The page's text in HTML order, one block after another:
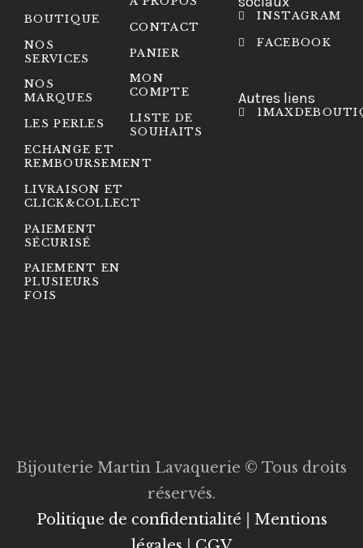
BOUTIQUE
NOS
SERVICES
NOS
MARQUES
LES PERLES
ECHANGE ET
REMBOURSEMENT
LIVRAISON ET
CLICK&COLLECT
PAIEMENT
SÉCURISÉ
PAIEMENT EN
PLUSIEURS
FOIS
CONTACT
PANIER
MON
COMPTE
LISTE DE
SOUHAITS
INSTAGRAM
FACEBOOK
Autres liens
Bijouterie Martin Lavaquerie © Tous droits
réservés.
Politique de confidentialité
Mentions